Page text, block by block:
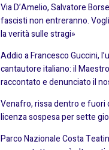
Via D’Amelio, Salvatore
fascisti non entreranno.
la verità sulle stragi»
Addio a Francesco Guccini,
cantautore italiano: il
raccontato e denunciato il
Venafro, rissa dentro e fuori
licenza sospesa per sette
Parco Nazionale Costa